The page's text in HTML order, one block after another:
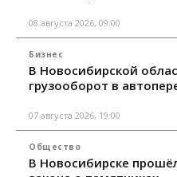
08 августа 2026, 09:00
Бизнес
В Новосибирской
грузооборот в
07 августа 2026, 19:00
Общество
В Новосибирске